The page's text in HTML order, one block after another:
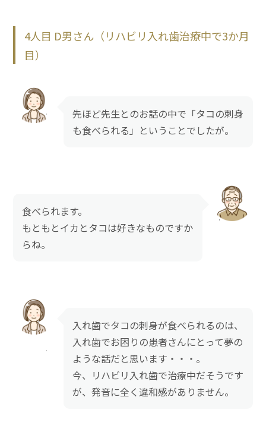
4人目 D男さん（リハビリ入れ歯治療中で3か月
目）
先ほど先生とのお話の中で「タコの刺身
も食べられる」ということでしたが。
食べられます。
もともとイカとタコは好きなものですか
らね。
入れ歯でタコの刺身が食べられるのは、
入れ歯でお困りの患者さんにとって夢の
ような話だと思います・・・。
今、リハビリ入れ歯で治療中だそうです
が、発音に全く違和感がありません。